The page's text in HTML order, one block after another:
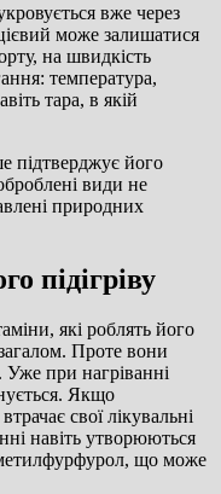
вже через
може залишатися
на швидкість
температура,
тара, в якій
підтверджує його
види не
природних
підігріву
які роблять його
Проте вони
Уже при нагріванні
Якщо
свої лікувальні
навіть утворюються
що може